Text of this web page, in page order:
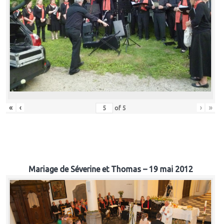
« ‹ of 5 › »
Mariage de Séverine et Thomas – 19 mai 2012